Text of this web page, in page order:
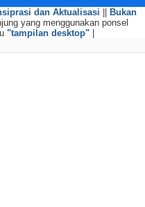
dan Aktualisasi || Bukan
yang menggunakan ponsel
"tampilan desktop" |